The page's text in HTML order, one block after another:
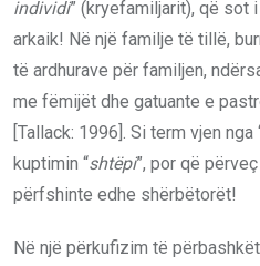
individi” (kryefamiljarit), që sot
arkaik! Në një familje të tillë,
të ardhurave për familjen,
me fëmijët dhe gatuante e
[Tallack: 1996]. Si term vjen nga
kuptimin “shtëpi”, por që
përfshinte edhe shërbëtorët!
Në një përkufizim të